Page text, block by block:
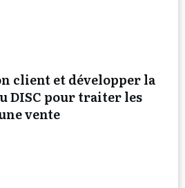
client et développer la
DISC pour traiter les
vente